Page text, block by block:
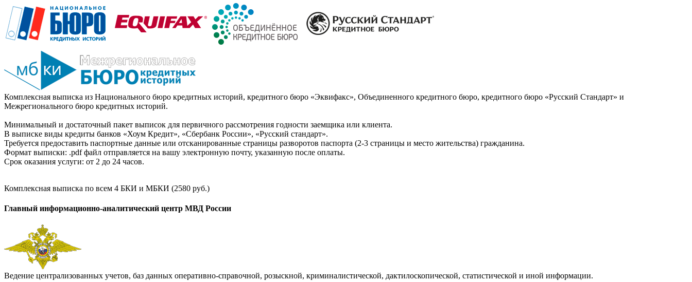
Комплексная выписка из Национального бюро кредитных историй, кредитного бюро «Эквифакс», Объединенного кредитного бюро, кредитного бюро «Русский Стандарт» и
Межрегионального бюро кредитных историй.
Минимальный и достаточный пакет выписок для первичного рассмотрения годности заемщика или клиента.
В выписке виды кредиты банков «Хоум Кредит», «Сбербанк России», «Русский стандарт».
Требуется предоставить паспортные данные или отсканированные страницы разворотов паспорта (2-3 страницы и место жительства) гражданина.
Формат выписки: .pdf файл отправляется на вашу электронную почту, указанную после оплаты.
Срок оказания услуги: от 2 до 24 часов.
Комплексная выписка по всем 4 БКИ и МБКИ (2580 руб.)
Главный информационно-аналитический центр МВД России
Ведение централизованных учетов, баз данных оперативно-справочной, розыскной, криминалистической, дактилоскопической, статистической и иной информации.